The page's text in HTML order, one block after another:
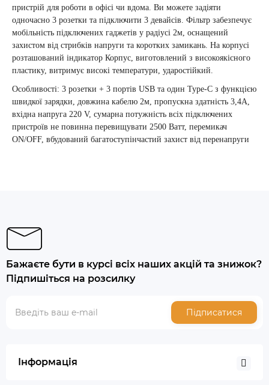
пристрій для роботи в офісі чи вдома. Ви можете задіяти
одночасно 3 розетки та підключити 3 девайсів. Фільтр забезпечує
мобільність підключених гаджетів у радіусі 2м, оснащений
захистом від стрибків напруги та коротких замикань. На корпусі
розташований індикатор Корпус, виготовлений з високоякісного
пластику, витримує високі температури, ударостійкий.
Особливості: 3 розетки + 3 портів USB та один Type-C з функцією
швидкої зарядки, довжина кабелю 2м, пропускна здатність 3,4А,
вхідна напруга 220 V, сумарна потужність всіх підключених
пристроїв не повинна перевищувати 2500 Ватт, перемикач
ON/OFF, вбудований багатоступінчастий захист від перенапруги
Бажаєте бути в курсі всіх наших акцій та знижок?
Підпишіться на розсилку
Підписатися
Інформація